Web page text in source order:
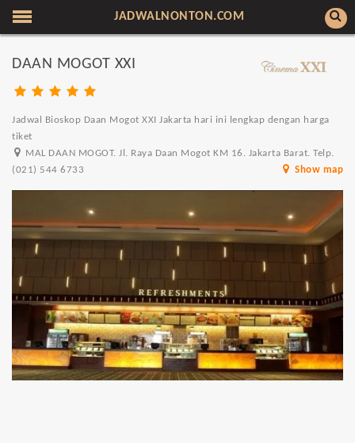
JADWALNONTON.COM
DAAN MOGOT XXI
Jadwal Bioskop Daan Mogot XXI Jakarta hari ini lengkap dengan harga
tiket
MAL DAAN MOGOT. Jl. Raya Daan Mogot KM 16. Jakarta Barat. Telp.
(021) 544 6733
Show map